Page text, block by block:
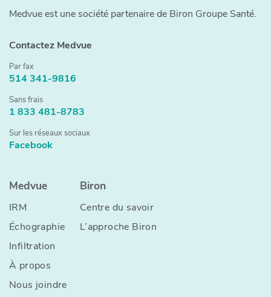
​​Medvue est une société partenaire de Biron Groupe Santé.
Contactez Medvue
Par fax
514 341-9816
Sans frais
1 833 481-8783
Sur les réseaux sociaux
Facebook
Medvue
IRM
Échographie
Infiltration
À propos
Nous joindre
Biron
Centre du savoir
L’approche Biron